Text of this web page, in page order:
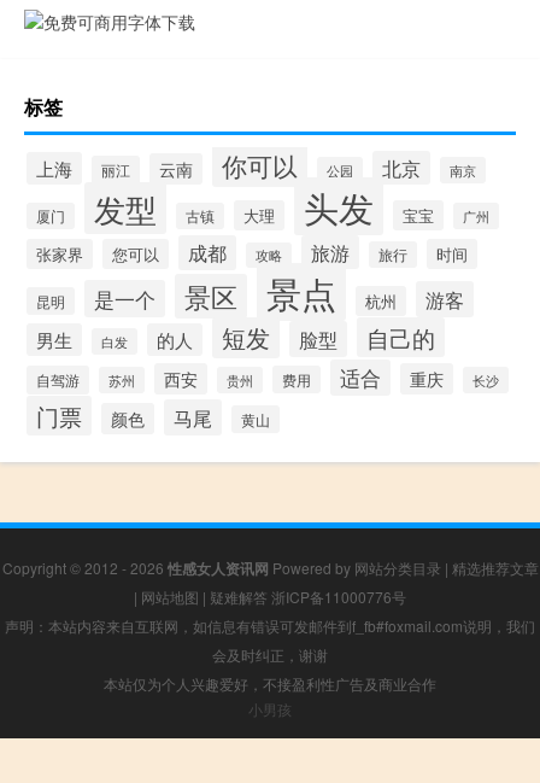
标签
上海 丽江 云南 你可以 公园 北京 南京
厦门 发型 古镇 大理 头发 宝宝 广州
张家界 您可以 成都 攻略 旅游 旅行 时间
昆明 是一个 景区 景点 杭州 游客
男生 白发 的人 短发 脸型 自己的
自驾游 苏州 西安 贵州 费用 适合 重庆 长沙
门票 颜色 马尾 黄山
Copyright © 2012 - 2026 性感女人资讯网 Powered by 网站分类目录 | 精选推荐文章
| 网站地图 | 疑难解答 浙ICP备11000776号
声明：本站内容来自互联网，如信息有错误可发邮件到f_fb#foxmail.com说明，我们
会及时纠正，谢谢
本站仅为个人兴趣爱好，不接盈利性广告及商业合作
小男孩